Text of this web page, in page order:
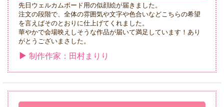
先日ウェルカムボード用の似顔絵が届きました。
注文の段階で、全体の雰囲気や文字や色合いなどこちらの希望
を言えばそのとおりに仕上げてくれました。
華やかで会場映えしそうな作品が届いて満足しています！あり
がとうございまさした。
制作作家：田村まりり